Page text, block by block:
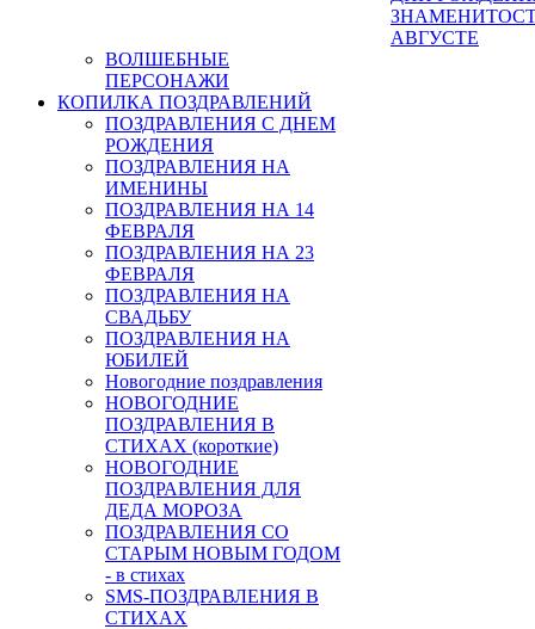
АВГУСТЕ
ВОЛШЕБНЫЕ
ПЕРСОНАЖИ
КОПИЛКА ПОЗДРАВЛЕНИЙ
ПОЗДРАВЛЕНИЯ С ДНЕМ
РОЖДЕНИЯ
ПОЗДРАВЛЕНИЯ НА
ИМЕНИНЫ
ПОЗДРАВЛЕНИЯ НА 14
ФЕВРАЛЯ
ПОЗДРАВЛЕНИЯ НА 23
ФЕВРАЛЯ
ПОЗДРАВЛЕНИЯ НА
СВАДЬБУ
ПОЗДРАВЛЕНИЯ НА
ЮБИЛЕЙ
Новогодние поздравления
НОВОГОДНИЕ
ПОЗДРАВЛЕНИЯ В
СТИХАХ (короткие)
НОВОГОДНИЕ
ПОЗДРАВЛЕНИЯ ДЛЯ
ДЕДА МОРОЗА
ПОЗДРАВЛЕНИЯ СО
СТАРЫМ НОВЫМ ГОДОМ
- в стихах
SMS-ПОЗДРАВЛЕНИЯ В
СТИХАХ